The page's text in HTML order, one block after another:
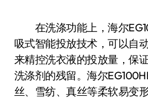
在洗涤功能上，海尔
吸式智能投放技术，可以自
来精控洗衣液的投放量，保
洗涤剂的残留。海尔
丝、雪纺、真丝等柔软易变